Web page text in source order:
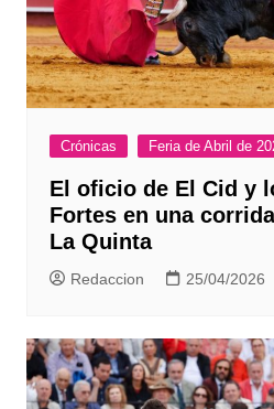
Crónicas Feria de Abril de
El oficio de El Cid y
Fortes en una
La Quinta
Redaccion 25/04/2026